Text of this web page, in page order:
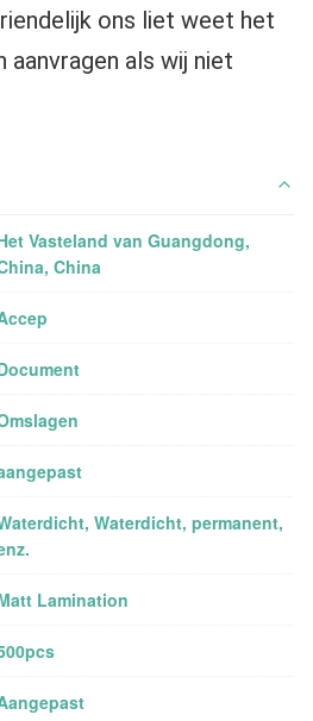
ons liet weet het
aanvragen als wij niet
Vasteland van Guangdong,
China
Waterdicht, permanent,
Lamination